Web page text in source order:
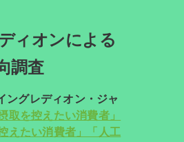
ィオンによる
調査
ングレディオン・ジャ
取を控えたい消費者」
えたい消費者」「人工